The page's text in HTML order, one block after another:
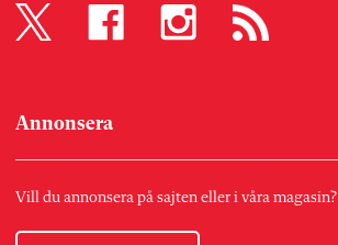
Annonsera
Vill du annonsera på sajten eller i våra magasin?